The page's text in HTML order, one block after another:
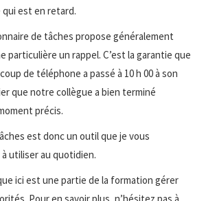
est en retard.
de tâches propose généralement
particulière un rappel. C’est la garantie que
de téléphone a passé à 10 h 00 à son
que notre collègue a bien terminé
précis.
est donc un outil que je vous
utiliser au quotidien.
ici est une partie de la formation gérer